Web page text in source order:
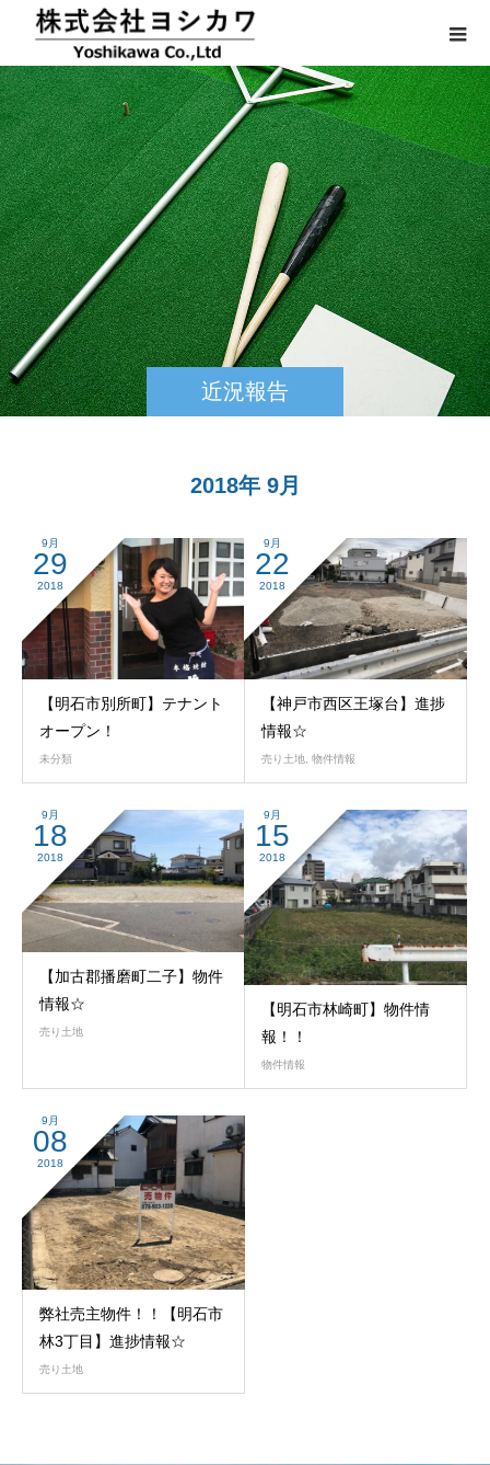
近況報告
2018年 9月
9月
29
2018
【明石市別所町】テナント
オープン！
未分類
9月
22
2018
【神戸市西区王塚台】進捗
情報☆
売り土地, 物件情報
9月
18
2018
【加古郡播磨町二子】物件
情報☆
売り土地
9月
15
2018
【明石市林崎町】物件情
報！！
物件情報
9月
08
2018
弊社売主物件！！【明石市
林3丁目】進捗情報☆
売り土地